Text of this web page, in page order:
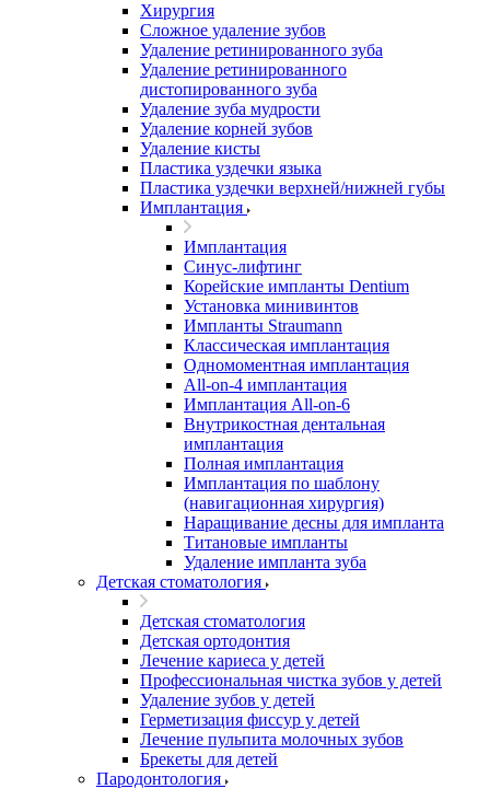
Хирургия
Сложное удаление зубов
Удаление ретинированного зуба
Удаление ретинированного
дистопированного зуба
Удаление зуба мудрости
Удаление корней зубов
Удаление кисты
Пластика уздечки языка
Пластика уздечки верхней/нижней губы
Имплантация
Имплантация
Синус-лифтинг
Корейские импланты Dentium
Установка минивинтов
Импланты Straumann
Классическая имплантация
Одномоментная имплантация
All-on-4 имплантация
Имплантация All-on-6
Внутрикостная дентальная
имплантация
Полная имплантация
Имплантация по шаблону
(навигационная хирургия)
Наращивание десны для импланта
Титановые импланты
Удаление импланта зуба
Детская стоматология
Детская стоматология
Детская ортодонтия
Лечение кариеса у детей
Профессиональная чистка зубов у детей
Удаление зубов у детей
Герметизация фиссур у детей
Лечение пульпита молочных зубов
Брекеты для детей
Пародонтология